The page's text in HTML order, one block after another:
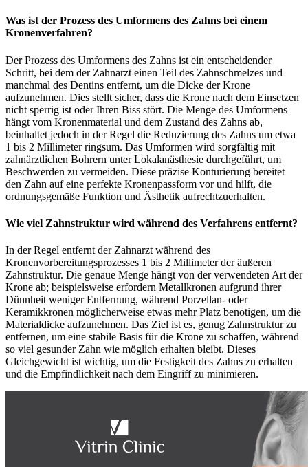
Was ist der Prozess des Umformens des Zahns bei einem
Kronenverfahren?
Der Prozess des Umformens des Zahns ist ein entscheidender
Schritt, bei dem der Zahnarzt einen Teil des Zahnschmelzes und
manchmal des Dentins entfernt, um die Dicke der Krone
aufzunehmen. Dies stellt sicher, dass die Krone nach dem Einsetzen
nicht sperrig ist oder Ihren Biss stört. Die Menge des Umformens
hängt vom Kronenmaterial und dem Zustand des Zahns ab,
beinhaltet jedoch in der Regel die Reduzierung des Zahns um etwa
1 bis 2 Millimeter ringsum. Das Umformen wird sorgfältig mit
zahnärztlichen Bohrern unter Lokalanästhesie durchgeführt, um
Beschwerden zu vermeiden. Diese präzise Konturierung bereitet
den Zahn auf eine perfekte Kronenpassform vor und hilft, die
ordnungsgemäße Funktion und Ästhetik aufrechtzuerhalten.
Wie viel Zahnstruktur wird während des Verfahrens entfernt?
In der Regel entfernt der Zahnarzt während des
Kronenvorbereitungsprozesses 1 bis 2 Millimeter der äußeren
Zahnstruktur. Die genaue Menge hängt von der verwendeten Art der
Krone ab; beispielsweise erfordern Metallkronen aufgrund ihrer
Dünnheit weniger Entfernung, während Porzellan- oder
Keramikkronen möglicherweise etwas mehr Platz benötigen, um die
Materialdicke aufzunehmen. Das Ziel ist es, genug Zahnstruktur zu
entfernen, um eine stabile Basis für die Krone zu schaffen, während
so viel gesunder Zahn wie möglich erhalten bleibt. Dieses
Gleichgewicht ist wichtig, um die Festigkeit des Zahns zu erhalten
und die Empfindlichkeit nach dem Eingriff zu minimieren.